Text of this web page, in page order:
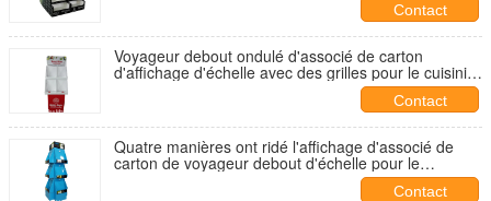
Contact
Voyageur debout ondulé d'associé de carton
d'affichage d'échelle avec des grilles pour le cuisinier
Contact
Quatre manières ont ridé l'affichage d'associé de
carton de voyageur debout d'échelle pour le
Contact